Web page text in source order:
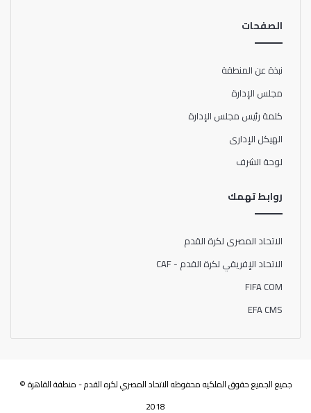
الصفحات
نبذة عن المنطقة
مجلس الإدارة
كلمة رئيس مجلس الإدارة
الهيكل الإدارى
لوحة الشرف
روابط تهمك
الاتحاد المصرى لكرة القدم
الاتحاد الإفريقي لكرة القدم - CAF
FIFA COM
EFA CMS
جميع الجميع حقوق الملكيه محفوظه الاتحاد المصري لكره القدم - منطقة القاهرة ©
2018